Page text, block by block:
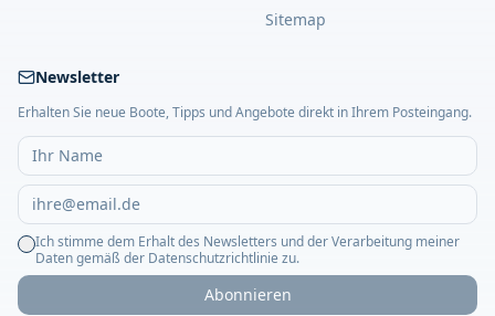
Sitemap
Newsletter
Erhalten Sie neue Boote, Tipps und Angebote direkt in Ihrem Posteingang.
Ich stimme dem Erhalt des Newsletters und der Verarbeitung meiner
Daten gemäß der Datenschutzrichtlinie zu.
Abonnieren